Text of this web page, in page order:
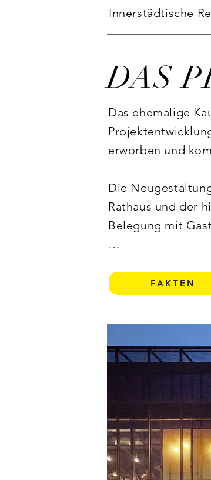
Innerstädtische
DAS
Das ehemalige
erworben und
Die
Rathaus und der
Belegung mit
2022 wurde
"Beispielhaftes
FAKTEN